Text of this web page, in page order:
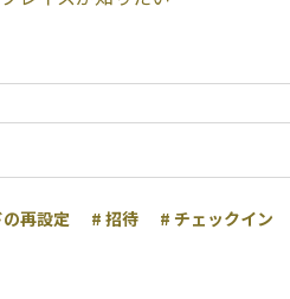
再設定 # 招待 # チェックイン